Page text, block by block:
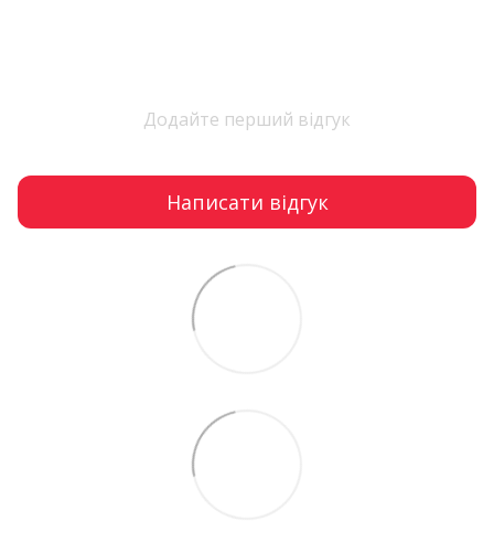
Додайте перший відгук
Написати відгук